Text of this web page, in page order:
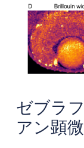
ゼブラ
アン顕